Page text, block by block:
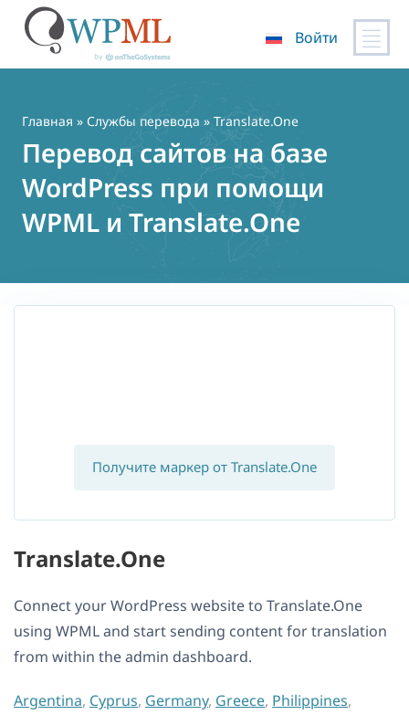
содержимому
Войти
Главная » Службы перевода » Translate.One
Перевод сайтов на базе
WordPress при помощи
WPML и Translate.One
Получите маркер от Translate.One
Translate.One
Connect your WordPress website to Translate.One
using WPML and start sending content for translation
from within the admin dashboard.
Argentina, Cyprus, Germany, Greece, Philippines,